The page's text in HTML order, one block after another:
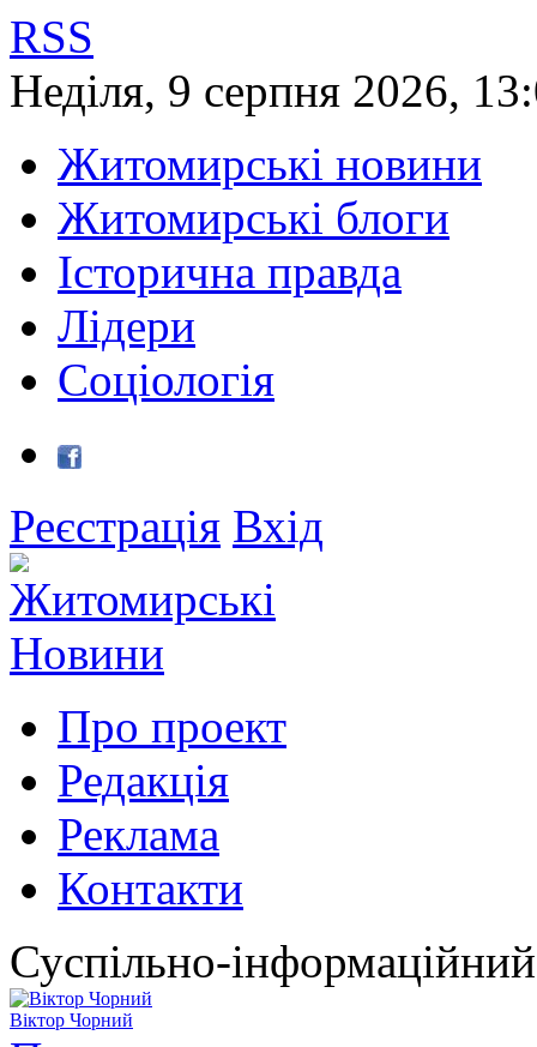
RSS
Неділя, 9 серпня 2026,
Житомирські новини
Житомирські блоги
Історична правда
Лідери
Соціологія
Реєстрація Вхід
Про проект
Редакція
Реклама
Контакти
Суспільно-
Віктор Чорний